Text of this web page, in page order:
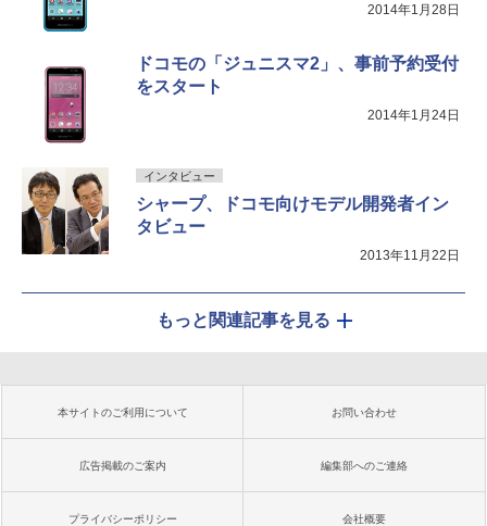
2014年1月28日
ドコモの「ジュニスマ2」、事前予約受付
をスタート
2014年1月24日
インタビュー
シャープ、ドコモ向けモデル開発者イン
タビュー
2013年11月22日
もっと関連記事を見る
本サイトのご利用について お問い合わせ
広告掲載のご案内 編集部へのご連絡
プライバシーポリシー 会社概要